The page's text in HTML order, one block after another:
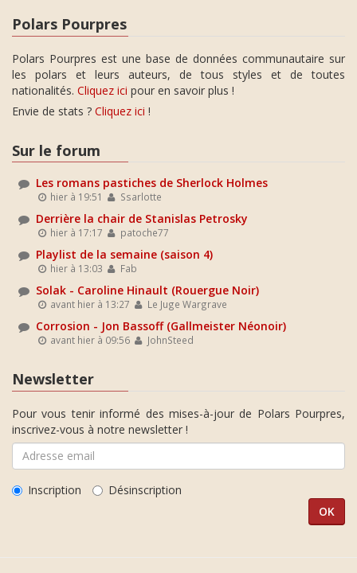
Polars Pourpres
Polars Pourpres est une base de données communautaire sur
les polars et leurs auteurs, de tous styles et de toutes
nationalités. Cliquez ici pour en savoir plus !
Envie de stats ? Cliquez ici !
Sur le forum
Les romans pastiches de Sherlock Holmes
hier à 19:51 Ssarlotte
Derrière la chair de Stanislas Petrosky
hier à 17:17 patoche77
Playlist de la semaine (saison 4)
hier à 13:03 Fab
Solak - Caroline Hinault (Rouergue Noir)
avant hier à 13:27 Le Juge Wargrave
Corrosion - Jon Bassoff (Gallmeister Néonoir)
avant hier à 09:56 JohnSteed
Newsletter
Pour vous tenir informé des mises-à-jour de Polars Pourpres,
inscrivez-vous à notre newsletter !
Inscription Désinscription